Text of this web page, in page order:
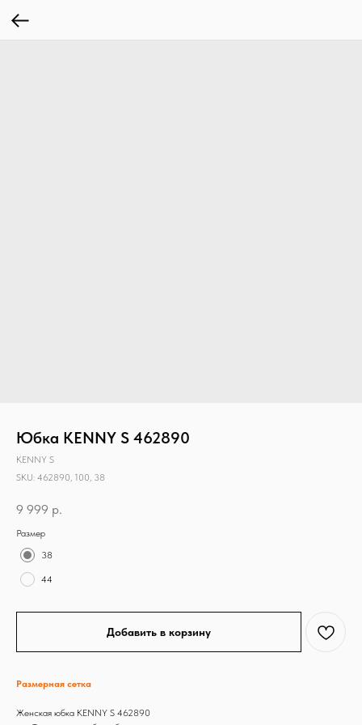
Юбка KENNY S 462890
KENNY S
SKU: 462890, 100, 38
9 999 р.
Размер
38
44
Добавить в корзину
Размерная сетка
Женская юбка KENNY S 462890